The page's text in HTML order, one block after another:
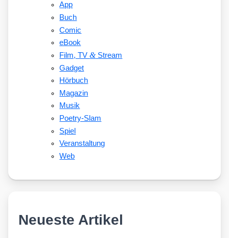
App
Buch
Comic
eBook
Film, TV&Stream
Gadget
Hörbuch
Magazin
Musik
Poetry-Slam
Spiel
Veranstaltung
Web
Neueste Artikel